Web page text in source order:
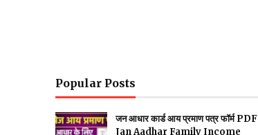
Popular Posts
जन आधार कार्ड आय प्रमाण पत्र फॉर्म PDF |
Jan Aadhar Family Income